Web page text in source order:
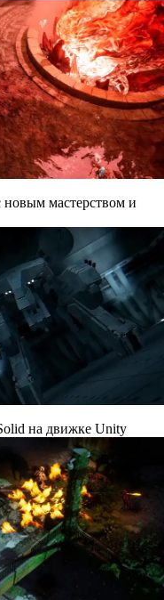
мастерством и
на движке Unity